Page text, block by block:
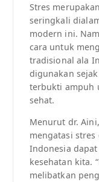
Stres
seringkali
modern ini.
cara untuk
tradisional ala
digunakan
terbukti ampuh
sehat.
Menurut dr.
mengatasi
Indonesia
kesehatan kita.
melibatkan